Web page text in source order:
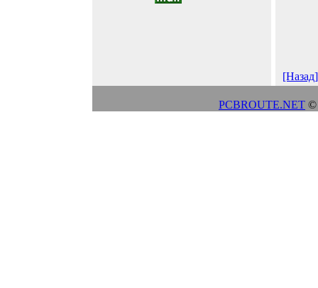
[Назад]
PCBROUTE.NET ©